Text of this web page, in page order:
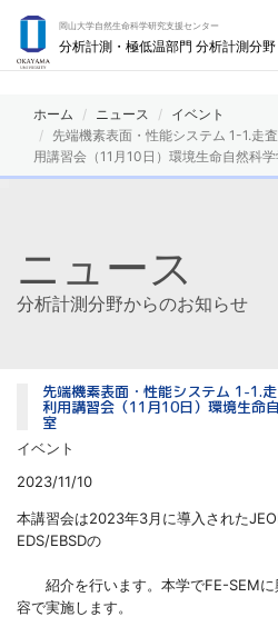
岡山大学自然生命科学研究支援センター
分析計測・極低温部門 分析計測分野
ホーム ニュース
イベント
先端機素表面・性能システム 1-1.走
用講習会（11月10日）環境生命自然科
ニュース
分析計測分野からのお知らせ
先端機素表面・性能システム 1-1.
利用講習会（11月10日）環境生命
室
イベント
2023/11/10
本講習会は2023年3月に導入された
EDS/EBSDの
紹介を行います。本学でFE-SEMに
容で実施します。